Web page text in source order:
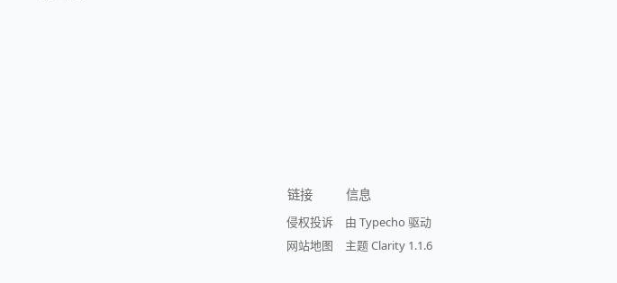
链接
侵权投诉
网站地图
信息
由 Typecho 驱动
主题 Clarity 1.1.6